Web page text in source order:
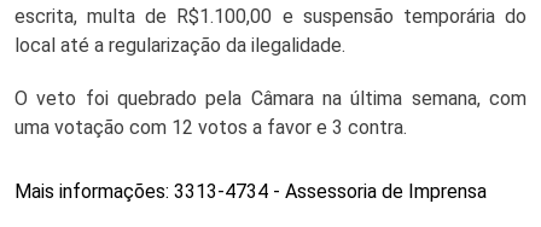
escrita, multa de R$1.100,00 e suspensão temporária do
local até a regularização da ilegalidade.
O veto foi quebrado pela Câmara na última semana, com
uma votação com 12 votos a favor e 3 contra.
Mais informações: 3313-4734 - Assessoria de Imprensa